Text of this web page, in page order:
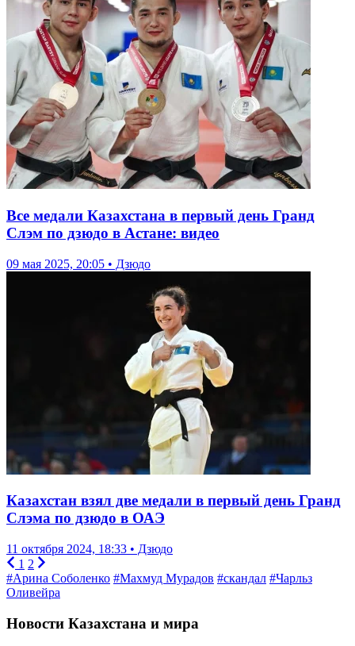
Все медали Казахстана в первый день Гранд
Слэм по дзюдо в Астане: видео
09 мая 2025, 20:05 • Дзюдо
Казахстан взял две медали в первый день Гранд
Слэма по дзюдо в ОАЭ
11 октября 2024, 18:33 • Дзюдо
1 2
#Арина Соболенко #Махмуд Мурадов #скандал #Чарльз
Оливейра
Новости Казахстана и мира